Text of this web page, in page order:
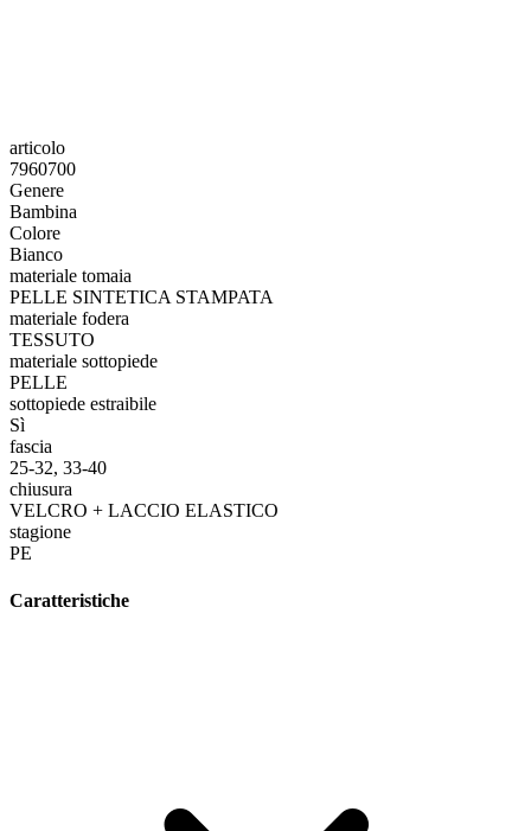
articolo
7960700
Genere
Bambina
Colore
Bianco
materiale tomaia
PELLE SINTETICA STAMPATA
materiale fodera
TESSUTO
materiale sottopiede
PELLE
sottopiede estraibile
Sì
fascia
25-32, 33-40
chiusura
VELCRO + LACCIO ELASTICO
stagione
PE
Caratteristiche